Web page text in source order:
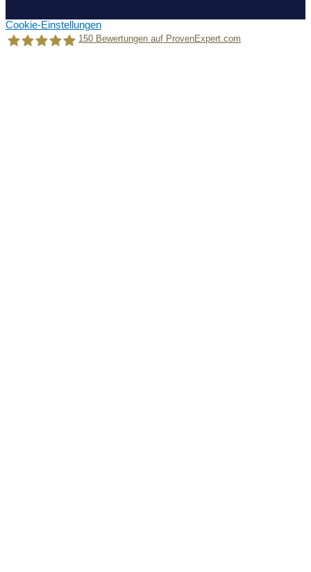
Cookie-Einstellungen
150 Bewertungen auf ProvenExpert.com